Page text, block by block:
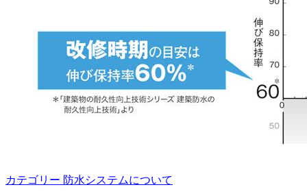
カテゴリー 防水システムについて